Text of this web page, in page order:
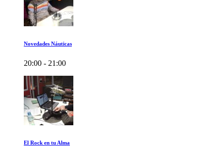
Novedades Náuticas
20:00 - 21:00
El Rock en tu Alma